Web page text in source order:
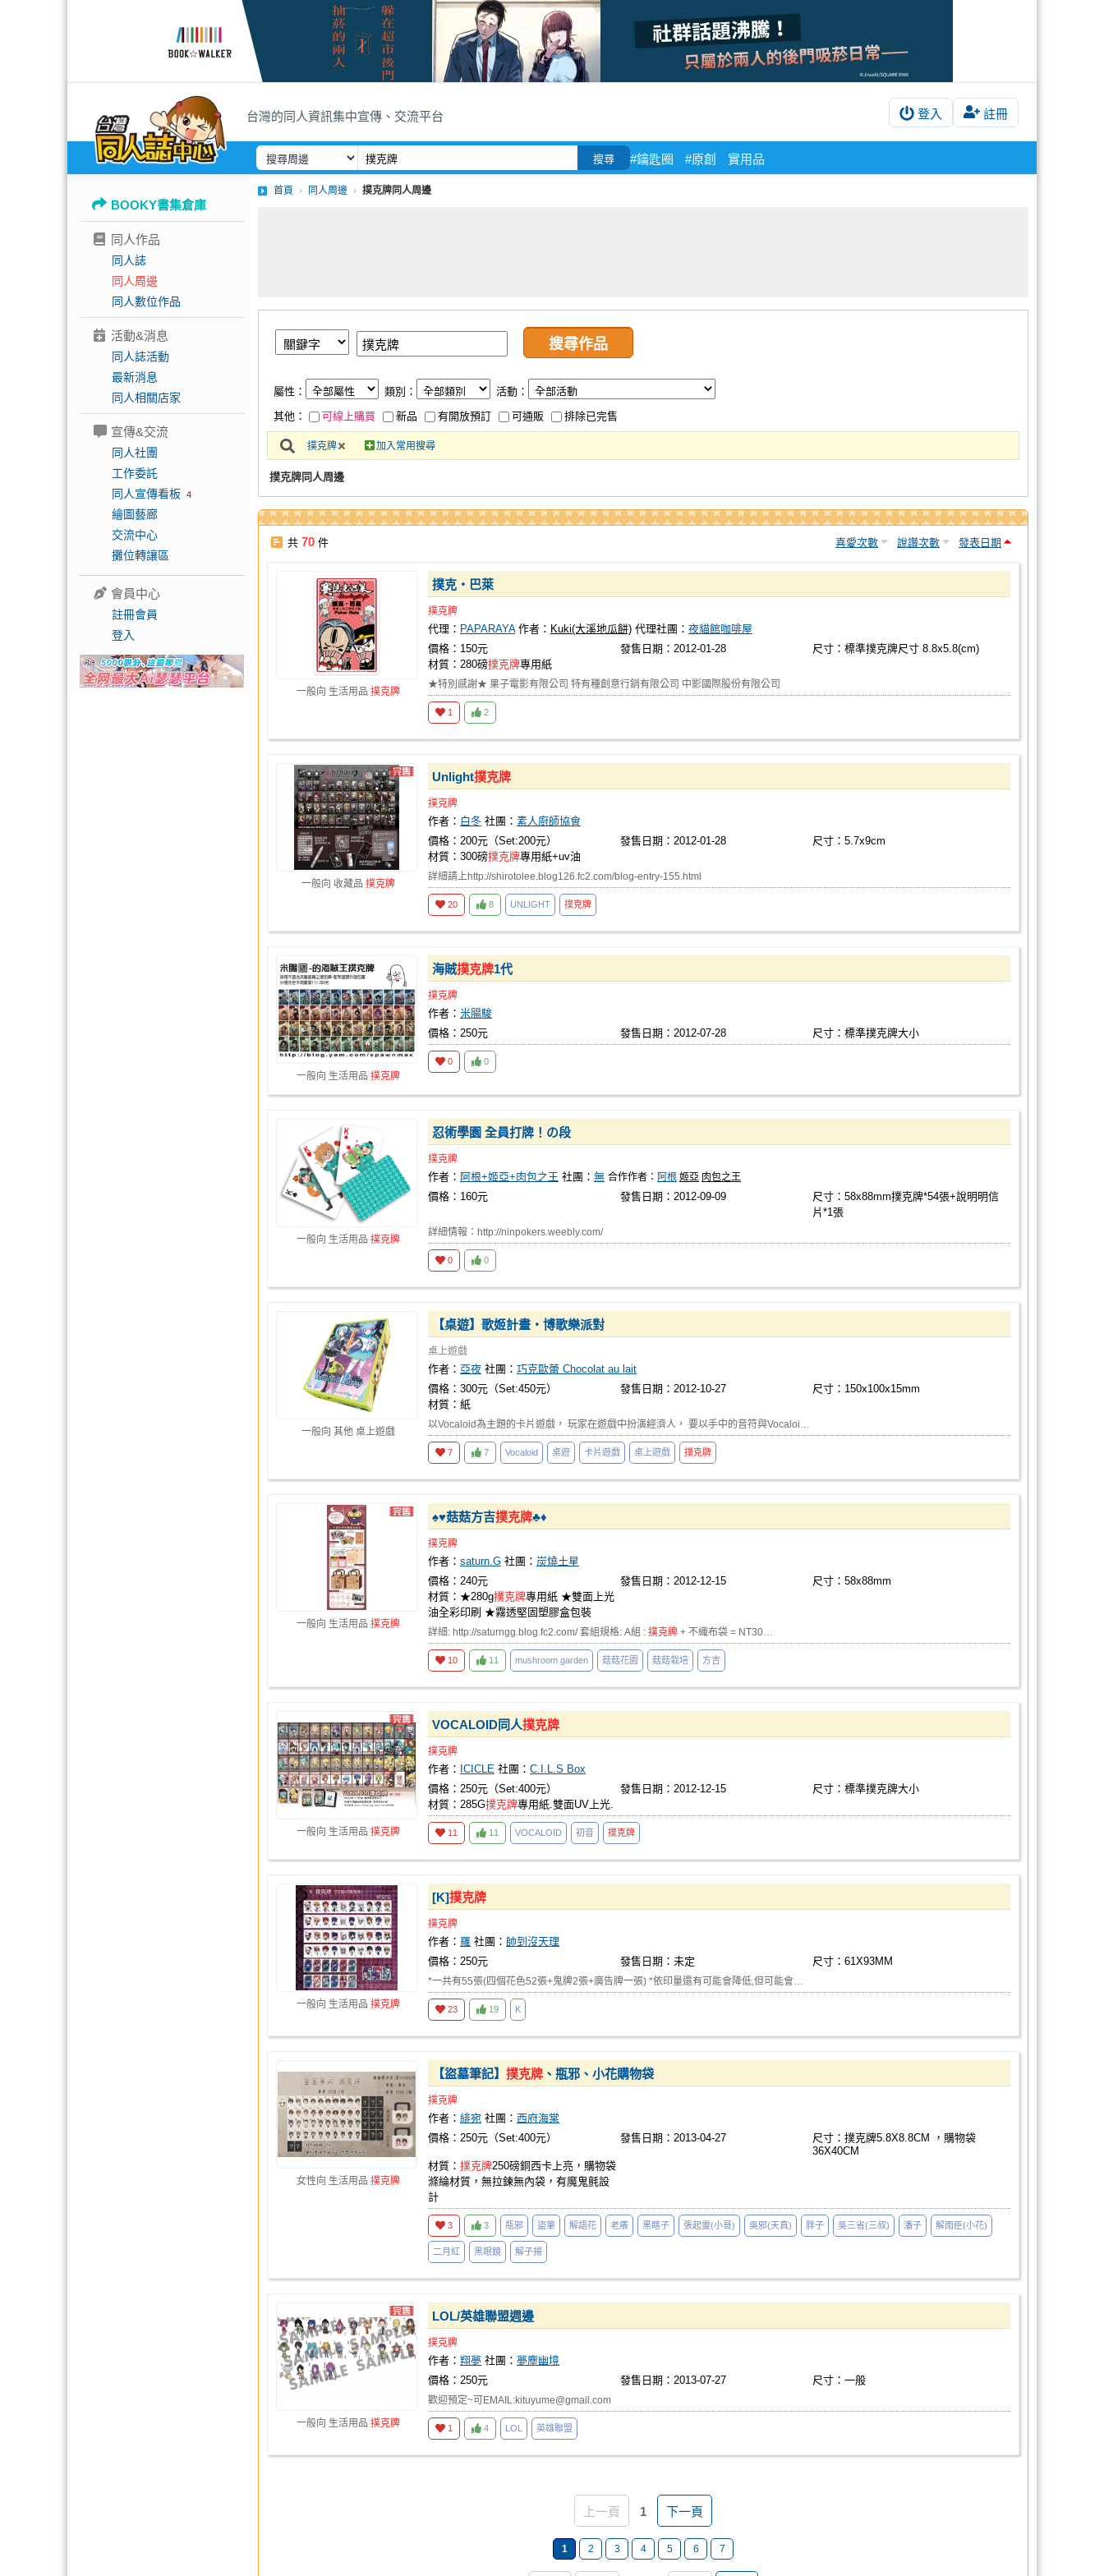
台灣的同人資訊集中宣傳、交流平台 登入 註冊
搜尋 #鑰匙圈 #原創 實用品
BOOKY書集倉庫
同人作品
同人誌
同人周邊
同人數位作品
活動&消息
同人誌活動
最新消息
同人相關店家
宣傳&交流
同人社團
工作委託
同人宣傳看板 4
繪圖藝廊
交流中心
攤位轉讓區
會員中心
註冊會員
登入
首頁 同人周邊 撲克牌同人周邊
屬性： 類別：
活動：
其他：
可線上購買 新品 有開放預訂 可通販 排除已完售
撲克牌 加入常用搜尋
撲克牌同人周邊
共 70 件 喜愛次數 說讚次數 發表日期
一般向 生活用品 撲克牌
撲克‧巴萊
撲克牌
代理： PAPARAYA作者： Kuki(大溪地瓜餅) 代理社團： 夜貓館咖啡屋
價格：150元
發售日期：2012-01-28
尺寸：標準撲克牌尺寸 8.8x5.8(cm)
材質：280磅撲克牌專用紙
★特別感謝★ 果子電影有限公司 特有種創意行銷有限公司 中影國際股份有限公司
1 2
一般向 收藏品 撲克牌
Unlight撲克牌
撲克牌
作者： 白冬 社團： 素人廚師協會
價格：200元（Set:200元）
發售日期：2012-01-28
尺寸：5.7x9cm
材質：300磅撲克牌專用紙+uv油
詳細請上http://shirotolee.blog126.fc2.com/blog-entry-155.html
20 8 UNLIGHT 撲克牌
一般向 生活用品 撲克牌
海賊撲克牌1代
撲克牌
作者： 米腸駿
價格：250元
發售日期：2012-07-28 尺寸：標準撲克牌大小
0 0
一般向 生活用品 撲克牌
忍術學園 全員打牌！の段
撲克牌
作者： 阿根+姬亞+肉包之王 社團： 無 合作作者： 阿根 姬亞 肉包之王
價格：160元 發售日期：2012-09-09
尺寸：58x88mm撲克牌*54張+說明明信
片*1張
詳細情報：http://ninpokers.weebly.com/
0 0
一般向 其他 桌上遊戲
【桌遊】歌姬計畫‧博歌樂派對
桌上遊戲
作者： 亞夜 社團： 巧克歐蕾 Chocolat au lait
價格：300元（Set:450元）
發售日期：2012-10-27
尺寸：150x100x15mm
材質：紙
以Vocaloid為主題的卡片遊戲， 玩家在遊戲中扮演經濟人， 要以手中的音符與Vocaloi…
7 7 Vocaloid 桌遊 卡片遊戲 桌上遊戲 撲克牌
一般向 生活用品 撲克牌
♠♥菇菇方吉撲克牌♣♦
撲克牌
作者： saturn.G 社團： 炭燒土星
價格：240元
發售日期：2012-12-15
尺寸：58x88mm
材質：★280g撲克牌專用紙 ★雙面上光
油全彩印刷 ★霧透堅固塑膠盒包裝
詳細: http://saturngg.blog.fc2.com/ 套組規格: A組 : 撲克牌 + 不織布袋 = NT30…
10 11 mushroom garden 菇菇花園 菇菇栽培 方吉
一般向 生活用品 撲克牌
VOCALOID同人撲克牌
撲克牌
作者： ICICLE 社團： C.I.L.S Box
價格：250元（Set:400元）
發售日期：2012-12-15
尺寸：標準撲克牌大小
材質：285G撲克牌專用紙.雙面UV上光.
11 11 VOCALOID 初音 撲克牌
一般向 生活用品 撲克牌
[K]撲克牌
撲克牌
作者： 羅 社團： 帥到沒天理
價格：250元
發售日期：未定 尺寸：61X93MM
*一共有55張(四個花色52張+鬼牌2張+廣告牌一張) *依印量還有可能會降低,但可能會…
23 19 K
女性向 生活用品 撲克牌
【盜墓筆記】 撲克牌 、瓶邪、小花購物袋
撲克牌
作者： 緋宛 社團： 西府海棠
價格：250元（Set:400元）
發售日期：2013-04-27
尺寸：撲克牌5.8X8.8CM ，購物袋
36X40CM
材質： 撲克牌250磅銅西卡上亮，購物袋
滌綸材質，無拉鍊無內袋，有魔鬼氈設
計
3 3 瓶邪 盜筆 解語花 老癢 黑瞎子 張起靈(小哥) 吳邪(天真) 胖子 吳三省(三叔) 潘子 解雨臣(小花)
二月紅 黑眼鏡 解子揚
一般向 生活用品 撲克牌
LOL/英雄聯盟週邊
撲克牌
作者： 翔夢 社團： 夢塵幽境
價格：250元
發售日期：2013-07-27 尺寸：一般
歡迎預定~可EMAIL:kituyume@gmail.com
1 4 LOL 英雄聯盟
上一頁 1 下一頁
1 2 3 4 5 6 7